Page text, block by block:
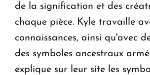
de la signification et des
chaque pièce. Kyle travaille
connaissances, ainsi qu'avec
des symboles ancestraux
explique sur leur site les